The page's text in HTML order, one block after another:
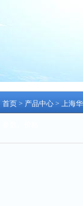
首页 > 产品中心 > 上海